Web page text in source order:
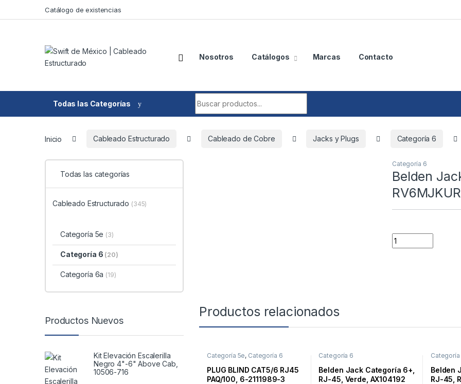
Skip to navigationCatálogo de existencias
Nosotros Catálogos Marcas Contacto
Todas las Categorías
Inicio Cableado Estructurado Cableado de Cobre Jacks y Plugs Categoría 6
Categoría 6
Belden
Quantity
Productos relacionados
Categoría 5e, Categoría 6
PLUG BLIND CAT5/6 RJ45
PAQ/100, 6-2111989-3
Categoría 6
Belden Jack Categoría 6+,
RJ-45, Verde, AX104192
Categoría
Belden
RJ-45,
Todas las categorías
Cableado Estructurado (345)
Categoría 5e (3)
Categoría 6 (20)
Categoría 6a (19)
Productos Nuevos
Kit Elevación Escalerilla
Negro 4"-6" Above Cab,
10506-716